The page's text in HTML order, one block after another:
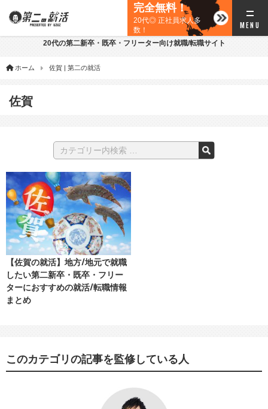
完全無料！
20代◎ 正社員求人多
数！
20代の第二新卒・既卒・フリーター向け就職/転職サイト
ホーム 佐賀 | 第二の就活
佐賀
【佐賀の就活】地方/地元で就職
したい第二新卒・既卒・フリー
ターにおすすめの就活/転職情報
まとめ
このカテゴリの記事を監修している人